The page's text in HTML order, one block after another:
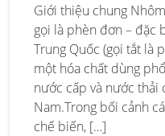
Giới thiệu chung
gọi là phèn đơn – đặc
Trung Quốc (gọi tắt là
một hóa chất dùng
nước cấp và nước thải
Nam.Trong bối cảnh
chế biến, […]